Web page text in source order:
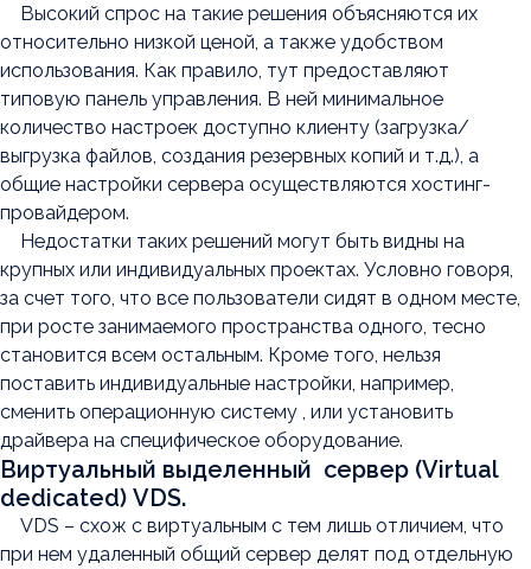
Высокий спрос на такие решения объясняются их
относительно низкой ценой, а также удобством
использования. Как правило, тут предоставляют
типовую панель управления. В ней минимальное
количество настроек доступно клиенту (загрузка/
выгрузка файлов, создания резервных копий и т.д.), а
общие настройки сервера осуществляются хостинг-
провайдером.
Недостатки таких решений могут быть видны на
крупных или индивидуальных проектах. Условно говоря,
за счет того, что все пользователи сидят в одном месте,
при росте занимаемого пространства одного, тесно
становится всем остальным. Кроме того, нельзя
поставить индивидуальные настройки, например,
сменить операционную систему , или установить
драйвера на специфическое оборудование.
Виртуальный выделенный сервер (Virtual
dedicated) VDS.
VDS – схож с виртуальным с тем лишь отличием, что
при нем удаленный общий сервер делят под отдельную